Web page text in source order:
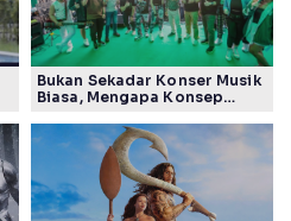
Bukan Sekadar Konser Musik
Biasa, Mengapa Konsep
Tuai Pujian Banyak Pihak